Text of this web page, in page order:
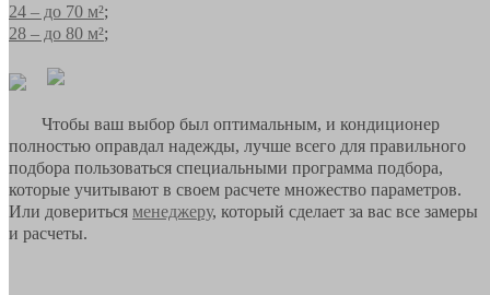
24 – до 70 м²;
28 – до 80 м²;
Чтобы ваш выбор был оптимальным, и кондиционер
полностью оправдал надежды, лучше всего для правильного
подбора пользоваться специальными программа подбора,
которые учитывают в своем расчете множество параметров.
Или довериться менеджеру, который сделает за вас все замеры
и расчеты.